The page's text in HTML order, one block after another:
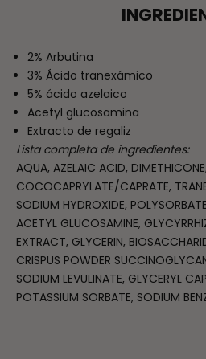
2% Arbutina
3% Ácido tranexámico
5% ácido azelaico
Acetyl glucosamina
Extracto de regaliz
Lista completa de ingredientes:
AQUA, AZELAIC ACID,
COCOCAPRYLATE/CAPRATE,
SODIUM HYDROXIDE,
ACETYL GLUCOSAMINE,
EXTRACT, GLYCERIN,
CRISPUS POWDER
SODIUM LEVULINATE, GLYCERYL
POTASSIUM SORBATE, SODIUM